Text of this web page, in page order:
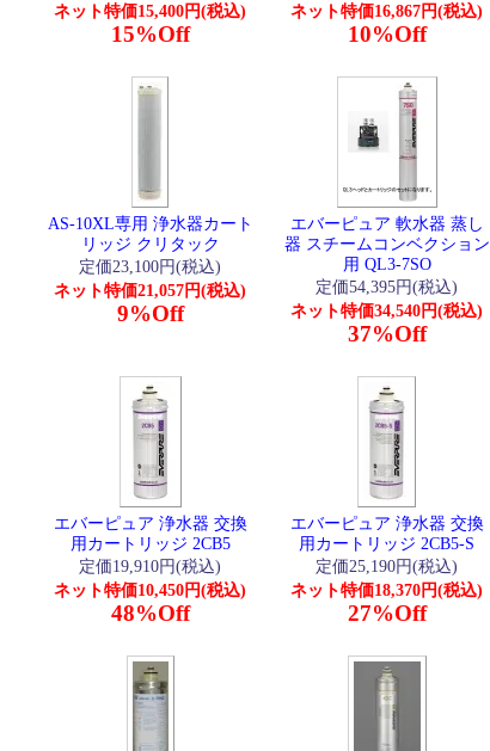
ネット特価15,400円(税込)
15%Off
ネット特価16,867円(税込)
10%Off
AS-10XL専用 浄水器カート
リッジ クリタック
定価23,100円(税込)
ネット特価21,057円(税込)
9%Off
エバーピュア 軟水器 蒸し
器 スチームコンベクション
用 QL3-7SO
定価54,395円(税込)
ネット特価34,540円(税込)
37%Off
エバーピュア 浄水器 交換
用カートリッジ 2CB5
定価19,910円(税込)
ネット特価10,450円(税込)
48%Off
エバーピュア 浄水器 交換
用カートリッジ 2CB5-S
定価25,190円(税込)
ネット特価18,370円(税込)
27%Off